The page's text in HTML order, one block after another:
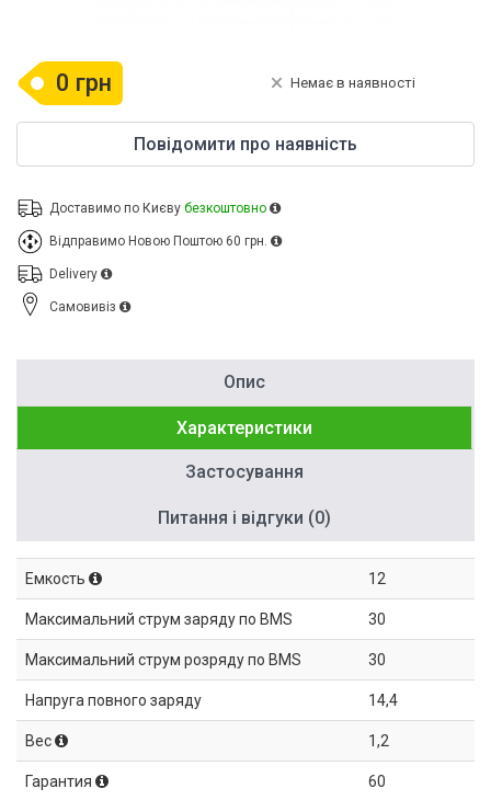
0 грн Немає в наявності
Повідомити про наявність
Доставимо по Києву безкоштовно
Відправимо Новою Поштою 60 грн.
Delivery
Cамовивіз
Опис
Характеристики
Застосування
Питання і відгуки (0)
Емкость 12
Максимальний струм заряду по BMS 30
Максимальний струм розряду по BMS 30
Напруга повного заряду 14,4
Вес 1,2
Гарантия 60